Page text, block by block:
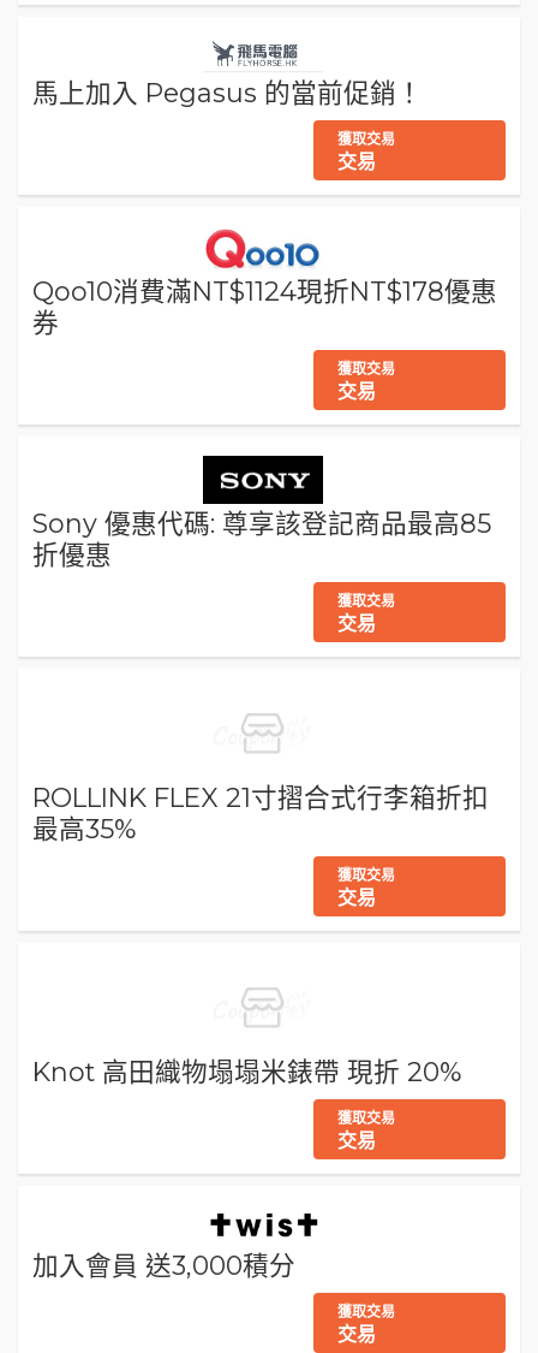
馬上加入 Pegasus 的當前促銷！
獲取交易
交易
Qoo10消費滿NT$1124現折NT$178優惠
券
獲取交易
交易
Sony 優惠代碼: 尊享該登記商品最高85
折優惠
獲取交易
交易
ROLLINK FLEX 21寸摺合式行李箱折扣
最高35%
獲取交易
交易
Knot 高田織物塌塌米錶帶 現折 20%
獲取交易
交易
加入會員 送3,000積分
獲取交易
交易